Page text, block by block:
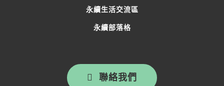
聯絡我們
永續生活交流區
永續部落格